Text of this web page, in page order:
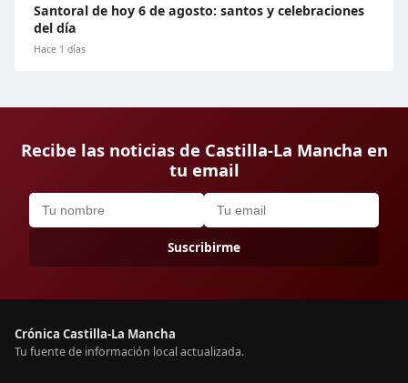
Santoral de hoy 6 de agosto: santos y celebraciones
del día
Hace 1 días
Recibe las noticias de Castilla-La Mancha en
tu email
Suscribirme
Crónica Castilla-La Mancha
Tu fuente de información local actualizada.